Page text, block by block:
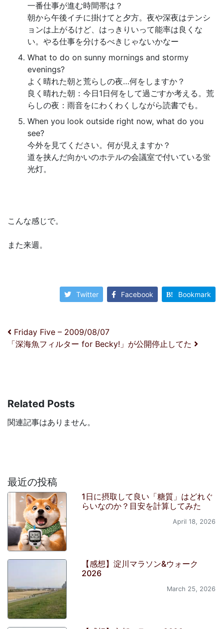
一番仕事が進む時間帯は？
朝から午後イチに掛けてと夕方。夜や深夜はテンシ
ョンは上がるけど、はっきりいって能率は良くな
い。やる仕事を分けるべきじゃないかなー
What to do on sunny mornings and stormy
evenings?
よく晴れた朝と荒らしの夜…何をしますか？
良く晴れた朝：今日1日何をして過ごすか考える。荒
らしの夜：雨音をにわくわくしながら読書でも。
When you look outside right now, what do you
see?
今外を見てください。何が見えますか？
道を挟んだ向かいのホテルの会議室で付いている蛍
光灯。
こんな感じで。
また来週。
Twitter Facebook Bookmark
投稿ナビゲーション
Friday Five – 2009/08/07
「深海魚フィルター for Becky!」が公開停止してた
Related Posts
関連記事はありません。
最近の投稿
1日に摂取して良い「糖質」はどれぐ
らいなのか？目安を計算してみた
April 18, 2026
【感想】淀川マラソン&ウォーク
2026
March 25, 2026